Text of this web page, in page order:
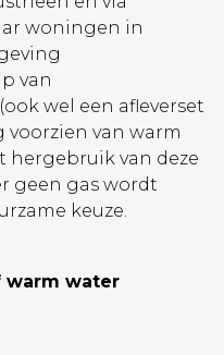
woningen in
van
wel een afleverset
van warm
hergebruik van deze
geen gas wordt
keuze.
warm water